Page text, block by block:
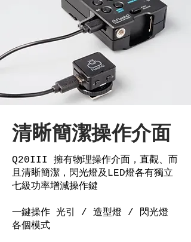
清𥇦簡潔操作介面
Q20III 擁有物理操作介面，直觀、而
且清𥇦簡潔，閃光燈及LED燈各有獨立
七級功率增減操作鍵
一鍵操作 光引 / 造型燈 / 閃光燈
各個模式